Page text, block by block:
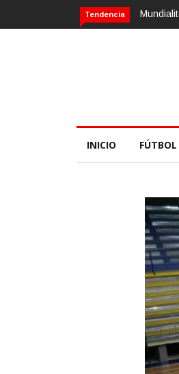
Tendencia
2018: Valentín Carboni y una
INICIO FÚTBOL